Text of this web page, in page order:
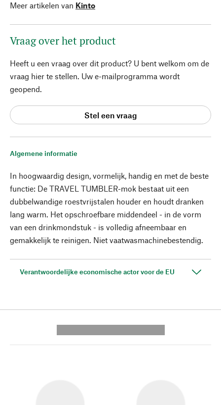
Algemene informatie
In hoogwaardig design, vormelijk, handig en met de beste
functie: De TRAVEL TUMBLER-mok bestaat uit een
dubbelwandige roestvrijstalen houder en houdt dranken
lang warm. Het opschroefbare middendeel - in de vorm
van een drinkmondstuk - is volledig afneembaar en
gemakkelijk te reinigen. Niet vaatwasmachinebestendig.
Verantwoordelijke economische actor voor de EU
Meer artikelen van Kinto
Vraag over het product
Heeft u een vraag over dit product? U bent welkom om de
vraag hier te stellen. Uw e-mailprogramma wordt
geopend.
Stel een vraag